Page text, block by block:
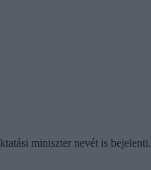
miniszter nevét is bejelenti.